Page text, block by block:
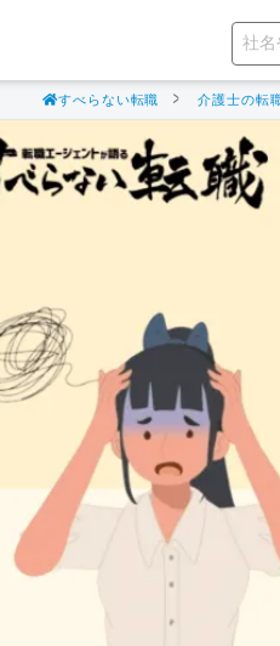
すべらない転職 介護士の転